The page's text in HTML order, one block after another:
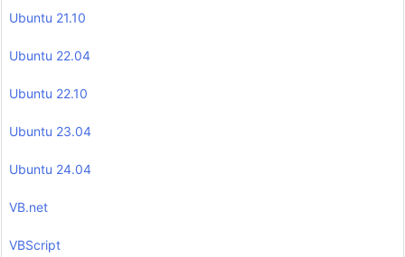
Ubuntu 21.10
Ubuntu 22.04
Ubuntu 22.10
Ubuntu 23.04
Ubuntu 24.04
VB.net
VBScript